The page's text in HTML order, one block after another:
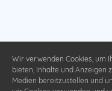
Wir verwenden Cookies, um
bieten, Inhalte und Anzeigen
Medien bereitzustellen und